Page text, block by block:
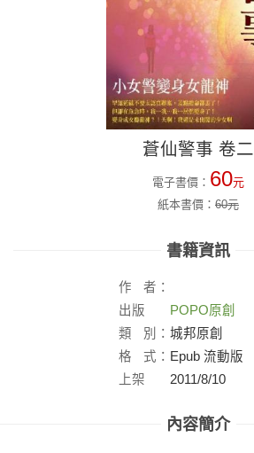
蒼仙警事 卷二
電子書價： 60元
紙本書價： 60元
書籍資訊
作
者：
出版
社：
POPO原創
類
別： 城邦原創
格
式： Epub 流動版
上架
2011/8/10
內容簡介